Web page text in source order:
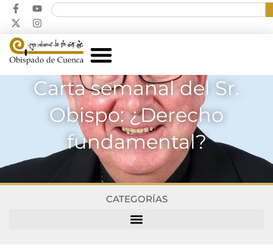
Carta semanal del Sr.
Obispo: ¿Derecho
fundamental?
CATEGORÍAS